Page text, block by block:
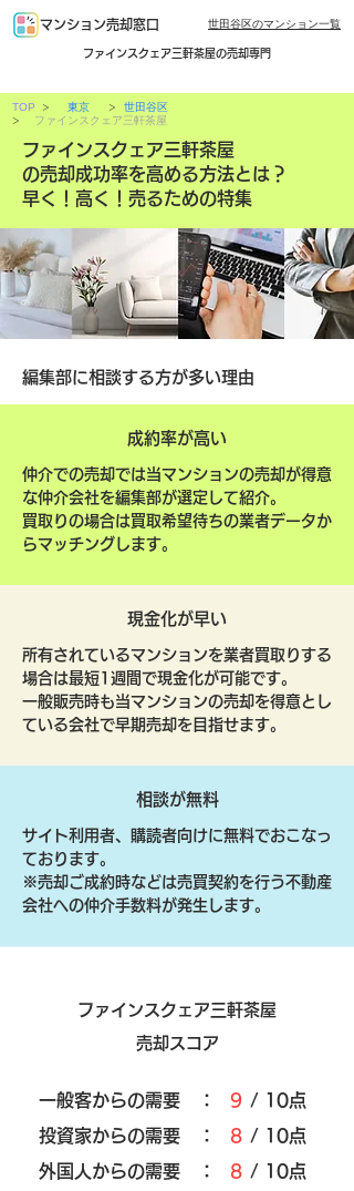
マンション売却窓口 世田谷区のマンション一覧
ファインスクェア三軒茶屋の売却専門
TOP > 東京
>
>
ファインスクェア三軒茶屋
世田谷区
ファインスクェア三軒茶屋
の売却成功率を高める方法とは？
早く！高く！売るための特集
編集部に相談する方が多い理由
成約率が高い
仲介での売却では当マンションの売却が得意
な仲介会社を編集部が選定して紹介。
買取りの場合は買取希望待ちの業者データか
らマッチングします。
現金化が早い
所有されているマンションを業者買取りする
場合は最短1週間で現金化が可能です。
一般販売時も当マンションの売却を得意とし
ている会社で早期売却を目指せます。
相談が無料
サイト利用者、購読者向けに無料でおこなっ
ております。
​※売却ご成約時などは売買契約を行う不動産
会社への仲介手数料が発生します。
ファインスクェア三軒茶屋
売却スコア
​一般客からの需要 ： 9 / 10点
​投資家からの需要 ：
8 / 10点
外国人からの需要 ：
8 / 10点